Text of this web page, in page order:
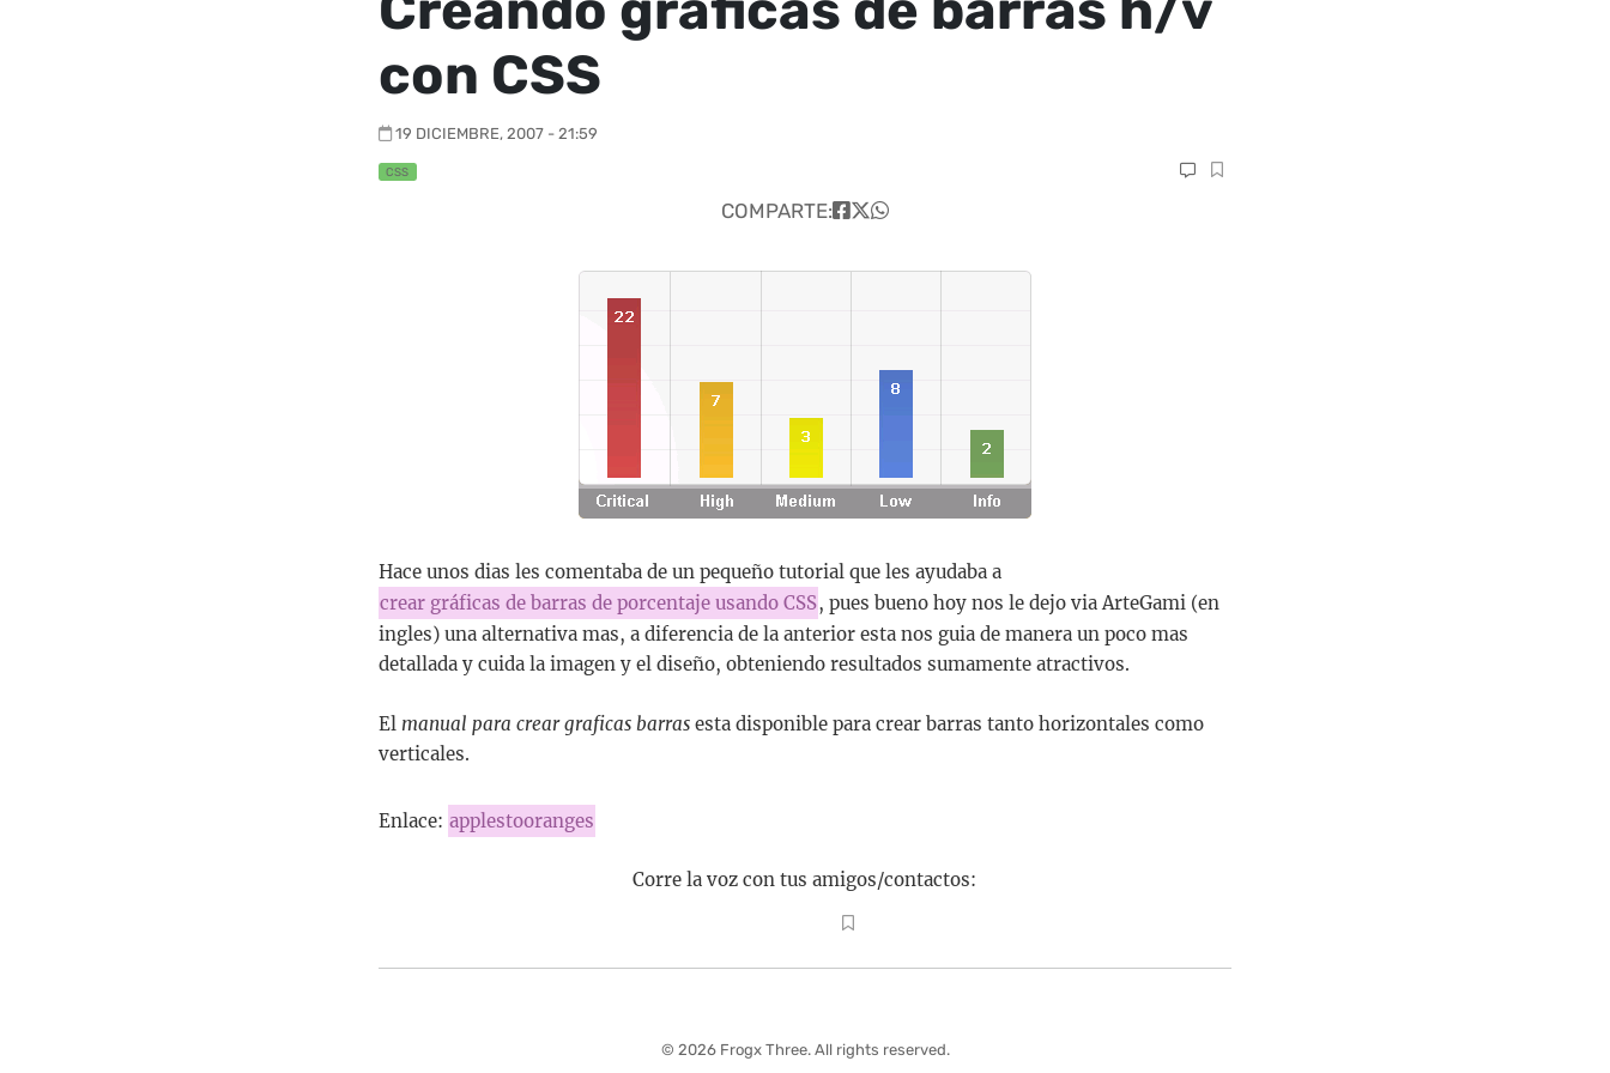
con CSS
19 DICIEMBRE, 2007 - 21:59
CSS
COMPARTE:
Hace unos dias les comentaba de un pequeño tutorial que les ayudaba a
crear gráficas de barras de porcentaje usando CSS, pues bueno hoy nos le dejo via ArteGami (en
ingles) una alternativa mas, a diferencia de la anterior esta nos guia de manera un poco mas
detallada y cuida la imagen y el diseño, obteniendo resultados sumamente atractivos.
El manual para crear graficas barras esta disponible para crear barras tanto horizontales como
verticales.
Enlace: applestooranges
Corre la voz con tus amigos/contactos:
© 2026 Frogx Three. All rights reserved.